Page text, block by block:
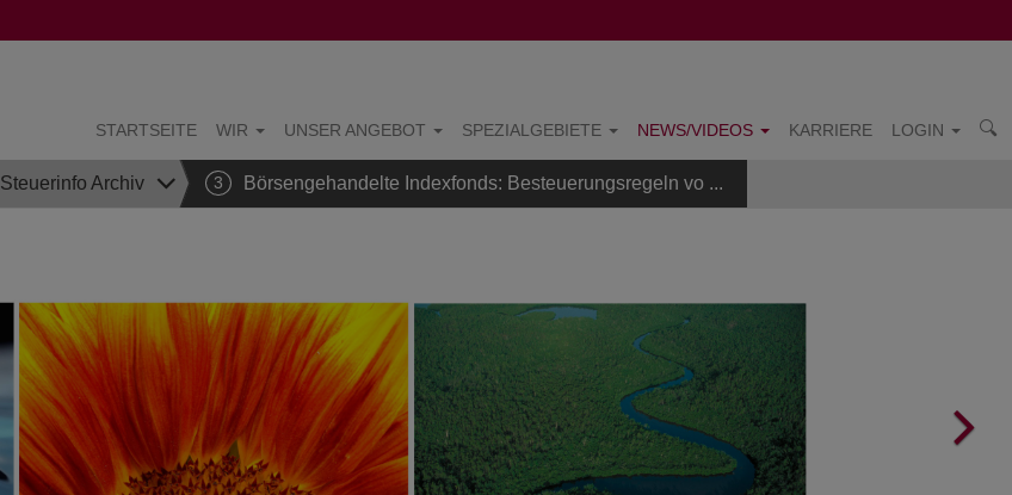
STARTSEITE WIR UNSER ANGEBOT SPEZIALGEBIETE NEWS/VIDEOS KARRIERE LOGIN
Steuerinfo Archiv 3 Börsengehandelte Indexfonds: Besteuerungsregeln vo ...